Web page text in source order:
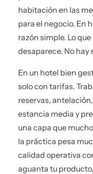
habitación en las
para el negocio. En
razón simple. Lo
desaparece. No hay
En un hotel bien
solo con tarifas.
reservas,
estancia media y
una capa que
la práctica pesa
calidad operativa
aguanta tu